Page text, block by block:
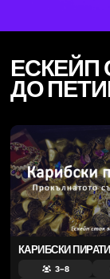
ЕСКЕЙП
ДО
КАРИБСКИ ПИРАТИ
3 – 8